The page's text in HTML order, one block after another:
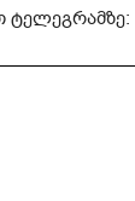
ტელეგრამზე: